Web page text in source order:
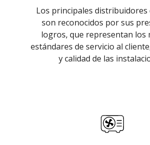
Los principales distribuidores
son reconocidos por sus
logros, que representan los
estándares de servicio al
y calidad de las